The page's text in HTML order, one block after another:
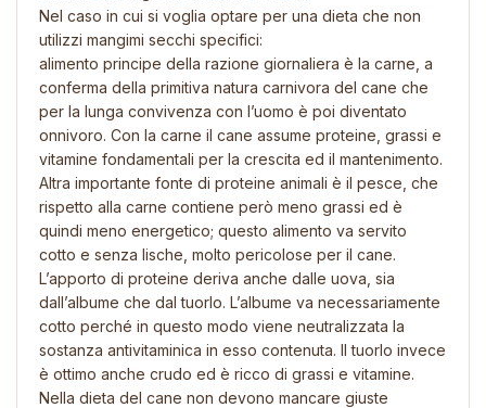
Nel caso in cui si voglia optare per una dieta che non
utilizzi mangimi secchi specifici:
alimento principe della razione giornaliera è la carne , a
conferma della primitiva natura carnivora del cane che
per la lunga convivenza con l’uomo è poi diventato
onnivoro. Con la carne il cane assume proteine, grassi e
vitamine fondamentali per la crescita ed il mantenimento.
Altra importante fonte di proteine animali è il pesce, che
rispetto alla carne contiene però meno grassi ed è
quindi meno energetico; questo alimento va servito
cotto e senza lische, molto pericolose per il cane.
L’apporto di proteine deriva anche dalle uova , sia
dall’albume che dal tuorlo. L’albume va necessariamente
cotto perché in questo modo viene neutralizzata la
sostanza antivitaminica in esso contenuta. Il tuorlo invece
è ottimo anche crudo ed è ricco di grassi e vitamine.
Nella dieta del cane non devono mancare giuste